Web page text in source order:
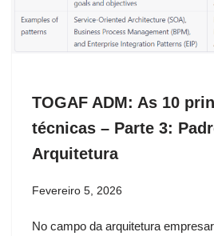
TOGAF ADM: As 10
técnicas – Parte 3:
Arquitetura
Fevereiro 5, 2026
No campo da arquitetura